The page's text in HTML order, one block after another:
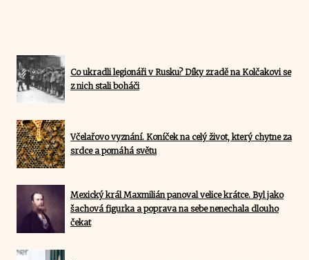
Co ukradli legionáři v Rusku? Díky zradě na Kolčakovi se
z nich stali boháči
Včelařovo vyznání. Koníček na celý život, který chytne za
srdce a pomáhá světu
Mexický král Maxmilián panoval velice krátce. Byl jako
šachová figurka a poprava na sebe nenechala dlouho
čekat